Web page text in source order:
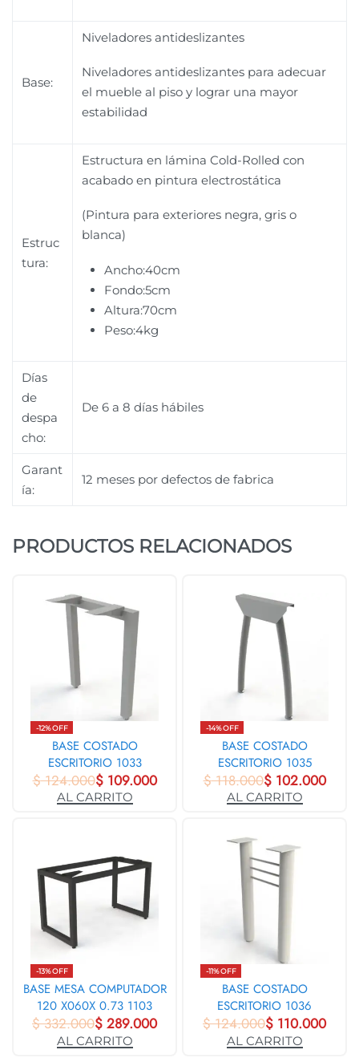
Base:
Niveladores antideslizantes
Niveladores antideslizantes para adecuar
el mueble al piso y lograr una mayor
estabilidad
Estruc
tura:
Estructura en lámina Cold-Rolled con
acabado en pintura electrostática
(Pintura para exteriores negra, gris o
blanca)
Ancho:40cm
Fondo:5cm
Altura:70cm
Peso:4kg
Días
de
despa
cho:
De 6 a 8 días hábiles
Garant
ía:
12 meses por defectos de fabrica
PRODUCTOS RELACIONADOS
-12% OFF
BASE COSTADO
ESCRITORIO 1033
$124.000$109.000
AL CARRITO
-14% OFF
BASE COSTADO
ESCRITORIO 1035
$118.000$102.000
AL CARRITO
-13% OFF
BASE MESA COMPUTADOR
120 X060X 0.73 1103
$332.000$ 289.000
AL CARRITO
-11% OFF
BASE COSTADO
ESCRITORIO 1036
$124.000$ 110.000
AL CARRITO